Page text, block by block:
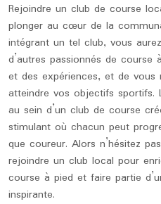
Rejoindre un club de course
plonger au cœur de la
intégrant un tel club, vous
d’autres passionnés de course
et des expériences, et de
atteindre vos objectifs sportifs.
au sein d’un club de course
stimulant où chacun peut
que coureur. Alors n’hésitez
rejoindre un club local pour
course à pied et faire partie
inspirante.